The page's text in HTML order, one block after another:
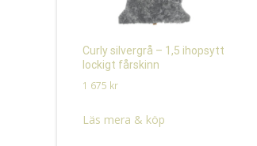
Curly silvergrå – 1,5 ihopsytt
lockigt fårskinn
1 675 kr
Läs mera & köp